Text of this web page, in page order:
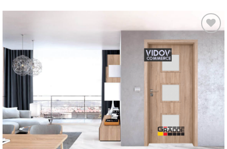
Добавяне
към
списъка с
харесани
продукти